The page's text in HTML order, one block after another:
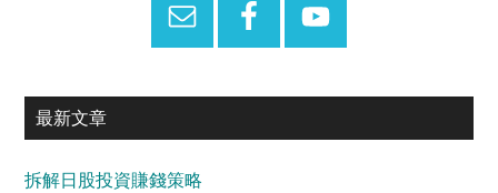
最新文章
拆解日股投資賺錢策略